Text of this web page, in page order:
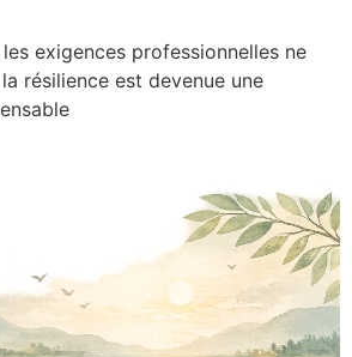
exigences professionnelles ne
résilience est devenue une